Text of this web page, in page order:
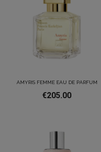
AMYRIS FEMME EAU DE PARFUM
€205.00